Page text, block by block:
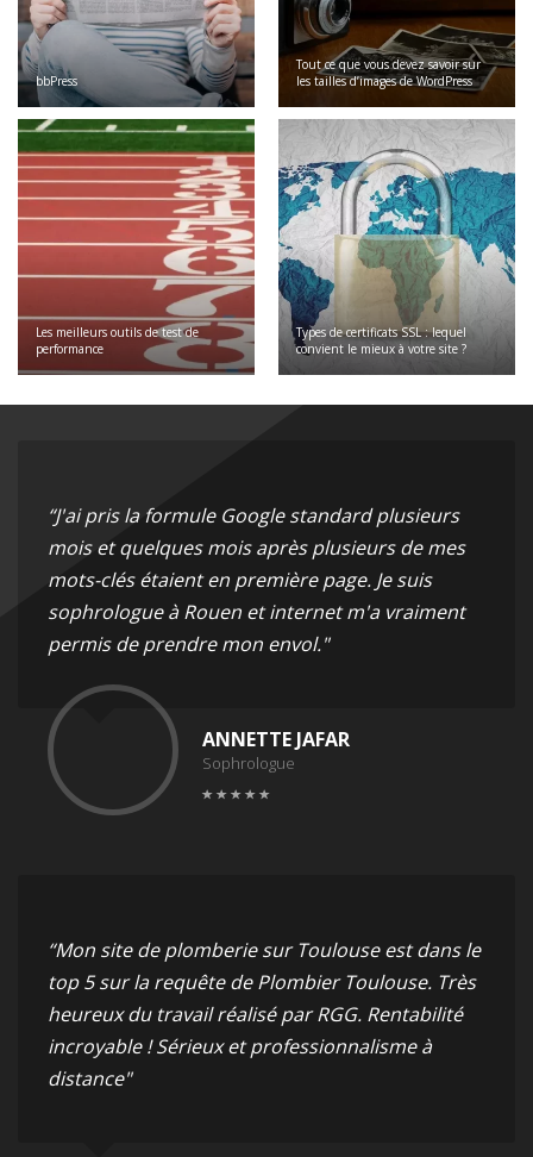
bbPress
Tout ce que vous devez savoir sur
les tailles d’images de WordPress
Les meilleurs outils de test de
performance
Types de certificats SSL : lequel
convient le mieux à votre site ?
“J'ai pris la formule Google standard plusieurs
mois et quelques mois après plusieurs de mes
mots-clés étaient en première page. Je suis
sophrologue à Rouen et internet m'a vraiment
permis de prendre mon envol."
ANNETTE JAFAR
Sophrologue
“Mon site de plomberie sur Toulouse est dans le
top 5 sur la requête de Plombier Toulouse. Très
heureux du travail réalisé par RGG. Rentabilité
incroyable ! Sérieux et professionnalisme à
distance"